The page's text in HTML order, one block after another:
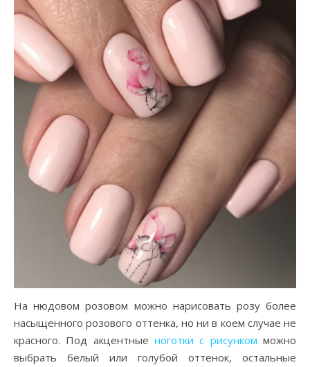
На нюдовом розовом можно нарисовать розу более
насыщенного розового оттенка, но ни в коем случае не
красного. Под акцентные ноготки с рисунком можно
выбрать белый или голубой оттенок, остальные